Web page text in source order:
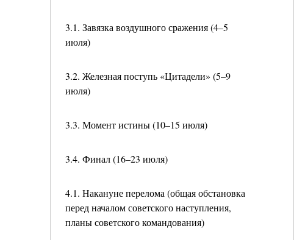
3.1. Завязка воздушного сражения (4–5
июля)
3.2. Железная поступь «Цитадели» (5–9
июля)
3.3. Момент истины (10–15 июля)
3.4. Финал (16–23 июля)
4.1. Накануне перелома (общая обстановка
перед началом советского наступления,
планы советского командования)